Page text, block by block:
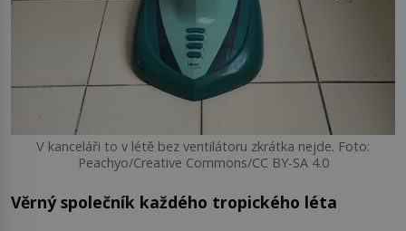
V kanceláři to v létě bez ventilátoru zkrátka nejde. Foto:
Peachyo/Creative Commons/CC BY-SA 4.0
Věrný společník každého tropického léta